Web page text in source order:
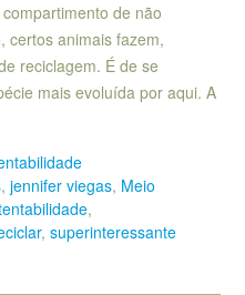
de não
certos animais fazem,
reciclagem. É de se
mais evoluída por aqui. A
, jennifer viegas, Meio
,
, superinteressante